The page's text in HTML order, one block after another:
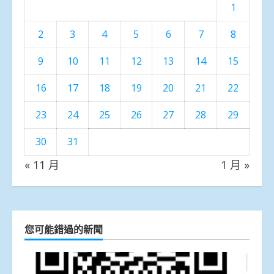
1
2
3 4 5 6 7
8
9
10 11 12 13 14
15
16
17 18 19 20 21
22
23
24 25 26 27 28
29
30
31
« 11 月 1 月 »
您可能錯過的新聞